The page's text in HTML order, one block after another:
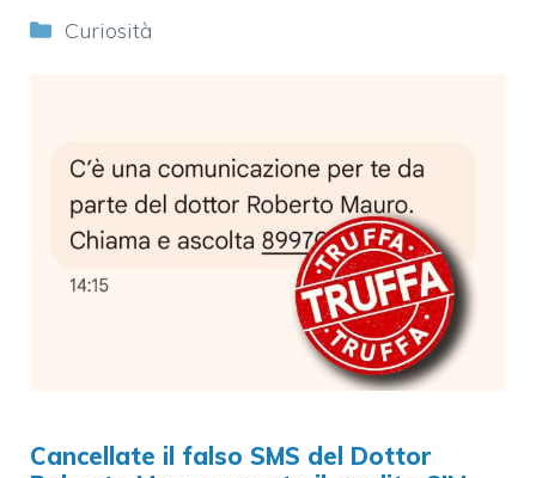
Categorie
Curiosità
Cancellate il falso SMS del Dottor